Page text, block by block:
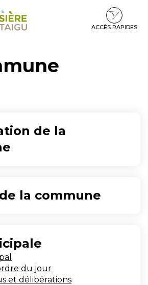
ACCÈS RAPIDES
de la
la commune
du jour
et délibérations